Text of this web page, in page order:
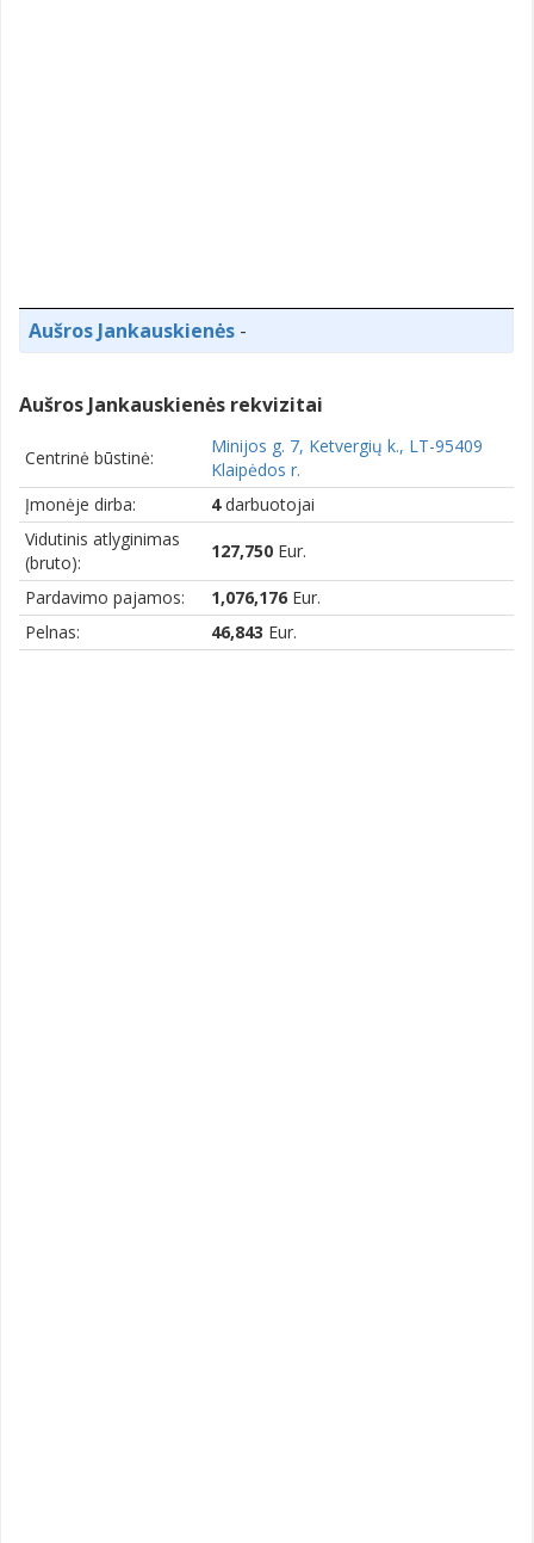
Aušros Jankauskienės -
Aušros Jankauskienės rekvizitai
Centrinė būstinė:
Minijos g. 7, Ketvergių k., LT-95409
Klaipėdos r.
Įmonėje dirba:
4darbuotojai
Vidutinis atlyginimas
(bruto):
127,750 Eur.
Pardavimo pajamos: 1,076,176 Eur.
Pelnas:
46,843 Eur.